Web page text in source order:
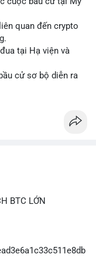
quan đến crypto
tại Hạ viện và
cử sơ bộ diễn ra
BTC LỚN